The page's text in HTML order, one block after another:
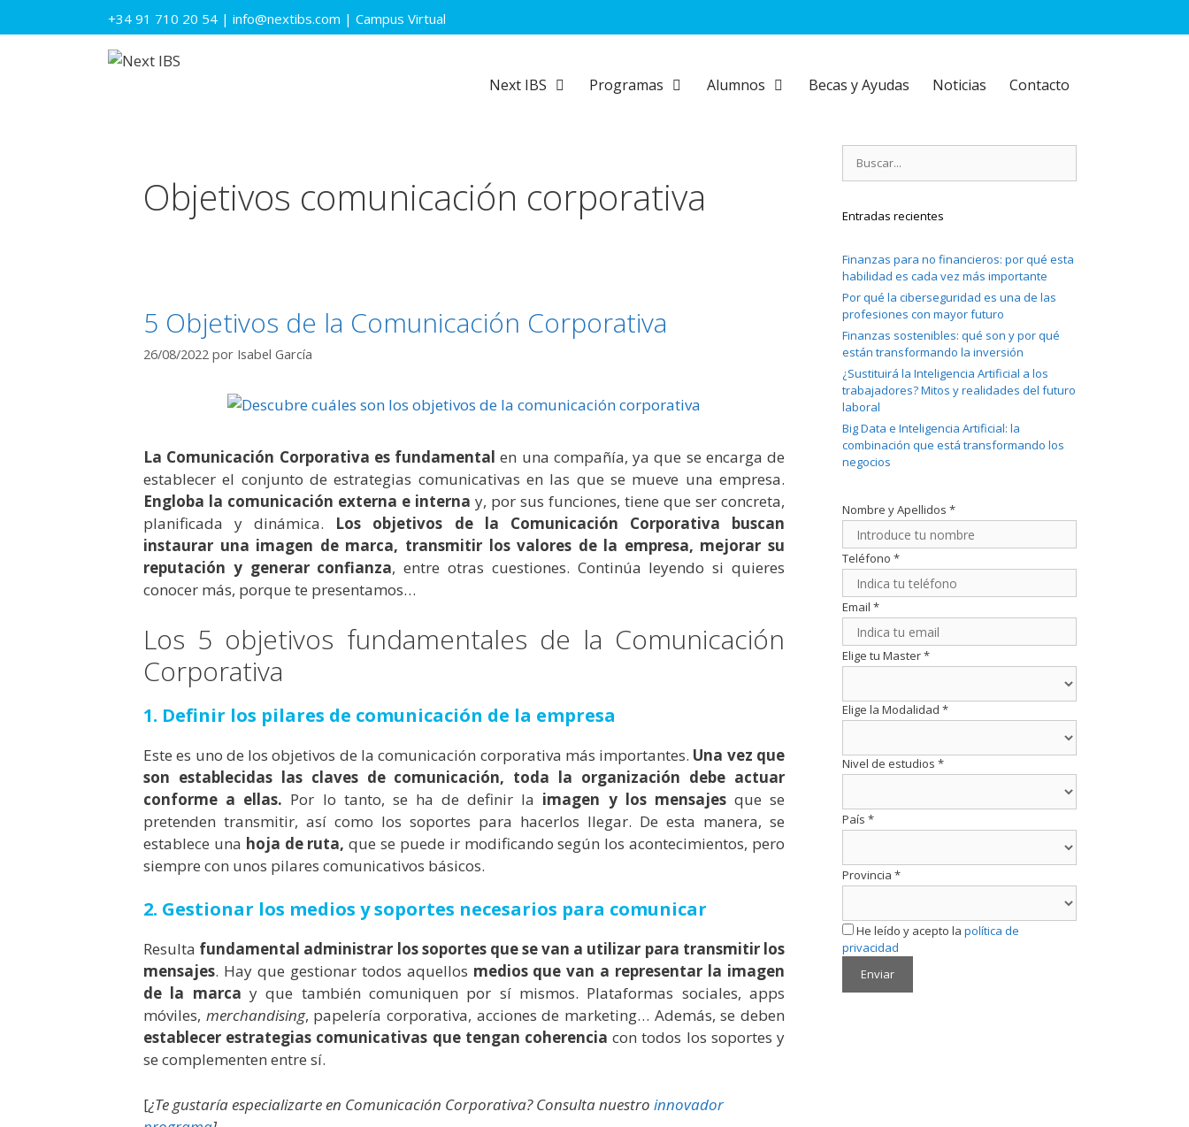
al
+34 91 710 20 54 | info@nextibs.com | Campus Virtual
Next IBS Programas Alumnos Becas y Ayudas Noticias Contacto
Objetivos comunicación corporativa
5 Objetivos de la Comunicación Corporativa
26/08/2022 por Isabel García
La Comunicación Corporativa es fundamental en una compañía, ya que se encarga de
establecer el conjunto de estrategias comunicativas en las que se mueve una empresa.
Engloba la comunicación externa e interna y, por sus funciones, tiene que ser concreta,
planificada y dinámica. Los objetivos de la Comunicación Corporativa buscan
instaurar una imagen de marca, transmitir los valores de la empresa, mejorar su
reputación y generar confianza, entre otras cuestiones. Continúa leyendo si quieres
conocer más, porque te presentamos…
Los 5 objetivos fundamentales de la Comunicación
Corporativa
1. Definir los pilares de comunicación de la empresa
Este es uno de los objetivos de la comunicación corporativa más importantes. Una vez que
son establecidas las claves de comunicación, toda la organización debe actuar
conforme a ellas. Por lo tanto, se ha de definir la imagen y los mensajesque se
pretenden transmitir, así como los soportes para hacerlos llegar. De esta manera, se
establece una hoja de ruta, que se puede ir modificando según los acontecimientos, pero
siempre con unos pilares comunicativos básicos.
2. Gestionar los medios y soportes necesarios para comunicar
Resulta fundamental administrar los soportes que se van a utilizar para transmitir los
mensajes. Hay que gestionar todos aquellos medios que van a representar la imagen
de la marca y que también comuniquen por sí mismos. Plataformas sociales, apps
móviles, merchandising, papelería corporativa, acciones de marketing… Además, se deben
establecer estrategias comunicativas que tengan coherencia con todos los soportes y
se complementen entre sí.
[¿Te gustaría especializarte en Comunicación Corporativa? Consulta nuestro innovador
Entradas recientes
Finanzas para no financieros: por qué esta
habilidad es cada vez más importante
Por qué la ciberseguridad es una de las
profesiones con mayor futuro
Finanzas sostenibles: qué son y por qué
están transformando la inversión
¿Sustituirá la Inteligencia Artificial a los
trabajadores? Mitos y realidades del futuro
laboral
Big Data e Inteligencia Artificial: la
combinación que está transformando los
negocios
Nombre y Apellidos *
Teléfono *
Email *
Elige tu Master*
Elige la Modalidad *
Nivel de estudios *
País *
Provincia *
He leído y acepto la política de
privacidad